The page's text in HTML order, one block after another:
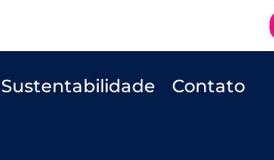
Sustentabilidade Contato